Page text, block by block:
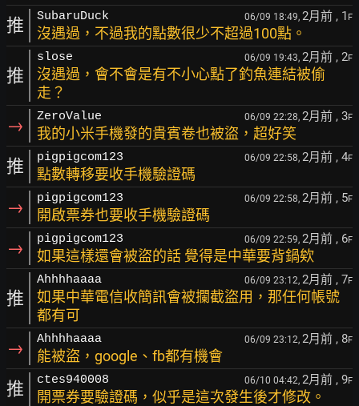
推 SubaruDuck 06/09 18:49, 2月前 , 1 F
沒遇過，不過我的點數很少不超過100點。
推
slose 06/09 19:43, 2月前 , 2F
沒遇過，會不會是有不小心點了釣魚連結被偷
走？
→ ZeroValue 06/09 22:28, 2月前 , 3F
我的小米手機發的貴賓卷也被盜，超好笑
推 pigpigcom123 06/09 22:58, 2月前 , 4F
點數轉移要收手機驗證碼
→ pigpigcom123 06/09 22:58, 2月前 , 5F
開啟票券也要收手機驗證碼
→ pigpigcom123 06/09 22:59, 2月前 , 6F
如果這樣還會被盜的話 覺得是中華要背鍋欸
推
Ahhhhaaaa 06/09 23:12, 2月前 , 7F
如果中華電信收簡訊會被攔截盜用，那任何帳號
都有可
→ Ahhhhaaaa 06/09 23:12, 2月前 , 8F
能被盜，google、fb都有機會
推 ctes940008 06/10 04:42, 2月前 , 9F
開票券要驗證碼，似乎是這次發生後才修改。